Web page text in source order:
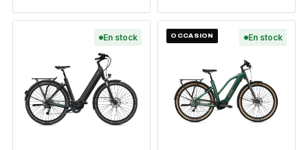
En stock OCCASION En stock